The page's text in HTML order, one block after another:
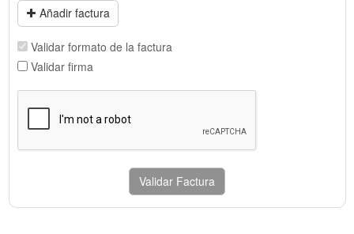
Añadir factura
Validar formato de la factura
Validar firma
Validar Factura